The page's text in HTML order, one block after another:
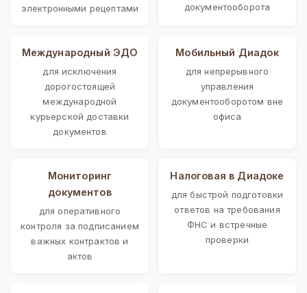
электронными рецептами
документооборота
Международный ЭДО
для исключения
дорогостоящей
международной
курьерской доставки
документов
Мобильный Диадок
для непрерывного
управления
документооборотом вне
офиса
Мониторинг
документов
для оперативного
контроля за подписанием
важных контрактов и
актов
Налоговая в Диадоке
для быстрой подготовки
ответов на требования
ФНС и встречные
проверки